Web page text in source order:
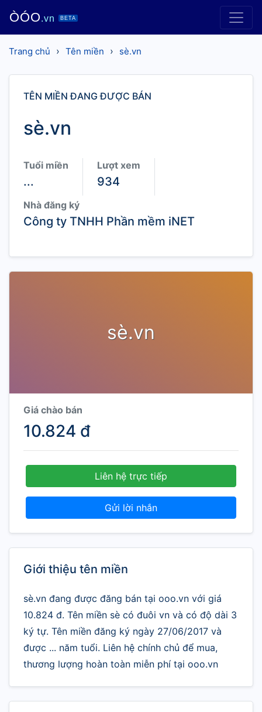
ÒÓO.vn BETA
Trang chủ › Tên miền › sè.vn
TÊN MIỀN ĐANG ĐƯỢC BÁN
sè.vn
Tuổi miền
...
Lượt xem
934
Nhà đăng ký
Công ty TNHH Phần mềm iNET
sè.vn
Giá chào bán
10.824 đ
Liên hệ trực tiếp
Gửi lời nhắn
Giới thiệu tên miền
sè.vn đang được đăng bán tại ooo.vn với giá
10.824 đ. Tên miền sè có đuôi vn và có độ dài 3
ký tự. Tên miền đăng ký ngày 27/06/2017 và
được ... năm tuổi. Liên hệ chính chủ để mua,
thương lượng hoàn toàn miễn phí tại ooo.vn